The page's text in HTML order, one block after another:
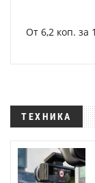
От 6,2 коп. за
ТЕХНИКА